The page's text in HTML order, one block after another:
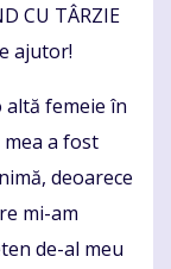
CU TÂRZIE
ajutor!
femeie în
a fost
deoarece
mi-am
de-al meu